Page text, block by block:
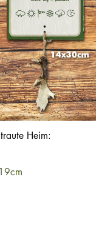
Heim: